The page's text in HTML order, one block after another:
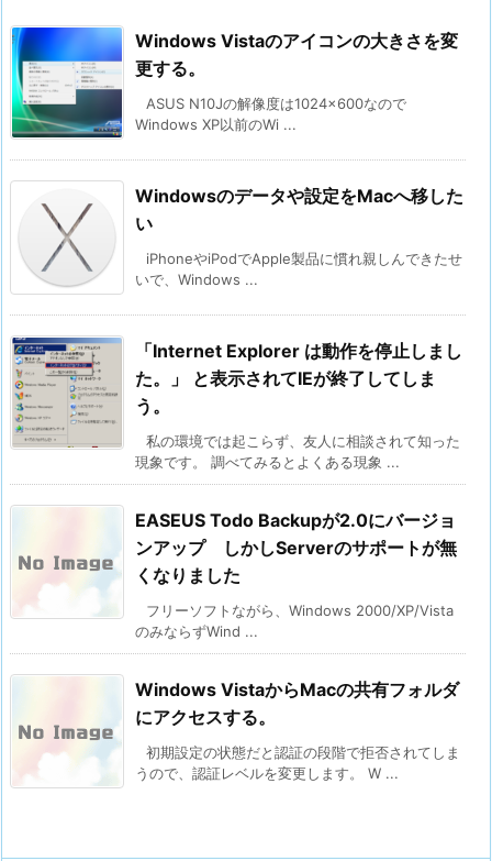
Windows Vistaのアイコンの大きさを変
更する。
ASUS N10Jの解像度は1024×600なので
Windows XP以前のWi ...
Windowsのデータや設定をMacへ移した
い
iPhoneやiPodでApple製品に慣れ親しんできたせ
いで、Windows ...
「Internet Explorer は動作を停止しまし
た。」 と表示されてIEが終了してしま
う。
私の環境では起こらず、友人に相談されて知った
現象です。 調べてみるとよくある現象 ...
EASEUS Todo Backupが2.0にバージョ
ンアップ しかしServerのサポートが無
くなりました
フリーソフトながら、Windows 2000/XP/Vista
のみならずWind ...
Windows VistaからMacの共有フォルダ
にアクセスする。
初期設定の状態だと認証の段階で拒否されてしま
うので、認証レベルを変更します。 W ...